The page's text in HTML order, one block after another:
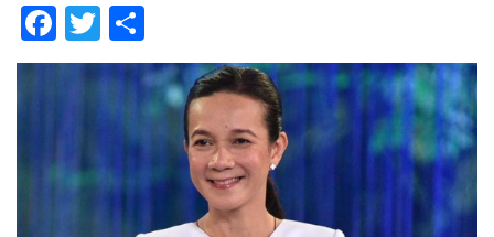
Facebook
Twitter